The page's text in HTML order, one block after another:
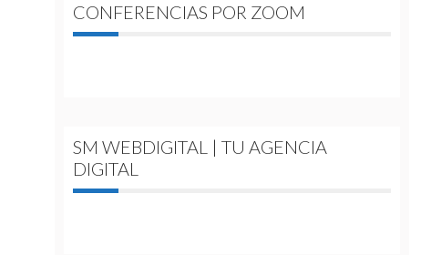
CONFERENCIAS POR ZOOM
SM WEBDIGITAL | TU AGENCIA
DIGITAL